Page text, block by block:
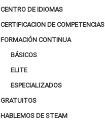
CENTRO DE IDIOMAS
CERTIFICACION DE COMPETENCIAS
FORMACIÓN CONTINUA
BÁSICOS
ELITE
ESPECIALIZADOS
GRATUITOS
HABLEMOS DE STEAM